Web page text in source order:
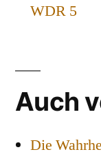
WDR 5
Auch
Die